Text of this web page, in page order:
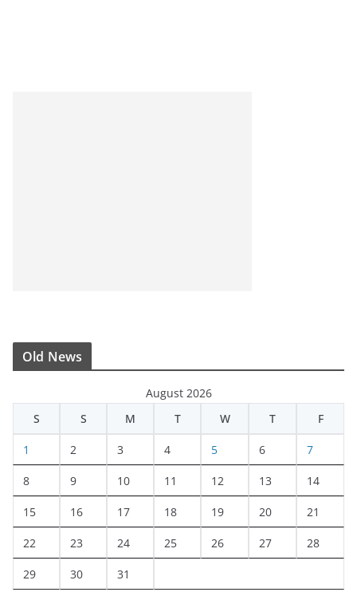
Old News
August 2026
S
S M T W T F
1 2 3 4 5 6 7
8 9 10 11 12 13 14
15 16 17 18 19 20 21
22 23 24 25 26 27 28
29 30 31